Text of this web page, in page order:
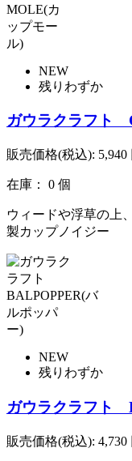
NEW
残りわずか
ガウラクラフト
販売価格(税込): 5,940
在庫： 0 個
ウィードや浮草の上
製カップノイジー
NEW
残りわずか
ガウラクラフト
販売価格(税込): 4,730